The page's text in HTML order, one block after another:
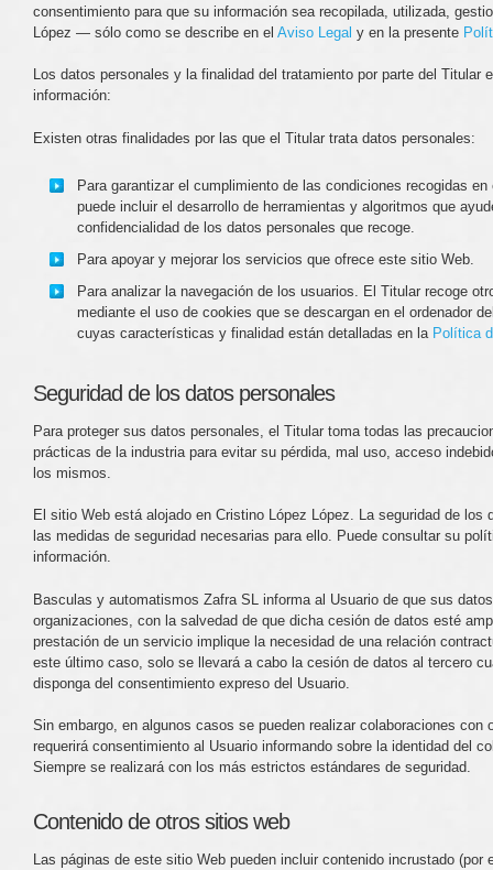
consentimiento para que su información sea recopilada, utilizada,
López — sólo como se describe en el Aviso Legal y en la presente
Los datos personales y la finalidad del tratamiento por parte del Titular
información:
Existen otras finalidades por las que el Titular trata datos personales:
Para garantizar el cumplimiento de las condiciones recogidas
puede incluir el desarrollo de herramientas y algoritmos que
confidencialidad de los datos personales que recoge.
Para apoyar y mejorar los servicios que ofrece este sitio Web.
Para analizar la navegación de los usuarios. El Titular recoge
mediante el uso de cookies que se descargan en el ordenador
cuyas características y finalidad están detalladas en la Política
Seguridad de los datos personales
Para proteger sus datos personales, el Titular toma todas las
prácticas de la industria para evitar su pérdida, mal uso, acceso
los mismos.
El sitio Web está alojado en Cristino López López. La seguridad de
las medidas de seguridad necesarias para ello. Puede consultar su
información.
Basculas y automatismos Zafra SL informa al Usuario de que sus
organizaciones, con la salvedad de que dicha cesión de datos esté
prestación de un servicio implique la necesidad de una relación
este último caso, solo se llevará a cabo la cesión de datos al tercero
disponga del consentimiento expreso del Usuario.
Sin embargo, en algunos casos se pueden realizar colaboraciones
requerirá consentimiento al Usuario informando sobre la identidad del
Siempre se realizará con los más estrictos estándares de seguridad.
Contenido de otros sitios web
Las páginas de este sitio Web pueden incluir contenido incrustado